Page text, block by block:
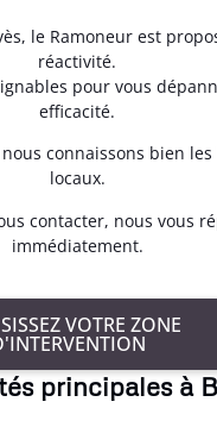
le Ramoneur est
réactivité.
pour vous
efficacité.
nous connaissons bien
locaux.
contacter, nous vous
immédiatement.
VOTRE ZONE
principales à